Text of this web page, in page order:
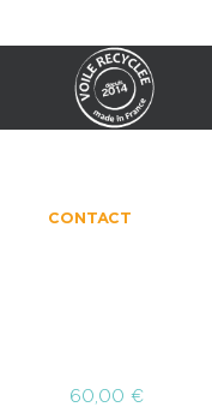
CONTACT
60,00 €